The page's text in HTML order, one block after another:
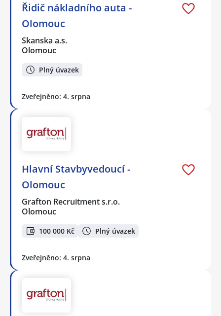
Řidič nákladního auta -
Olomouc
Skanska a.s.
Olomouc
Plný úvazek
Zveřejněno: 4. srpna
Hlavní Stavbyvedoucí -
Olomouc
Grafton Recruitment s.r.o.
Olomouc
100 000 Kč Plný úvazek
Zveřejněno: 4. srpna